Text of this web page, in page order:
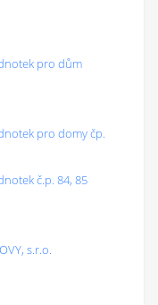
pro dům
pro domy čp.
č.p. 84, 85
s.r.o.